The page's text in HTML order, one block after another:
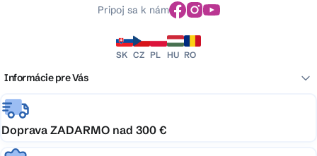
Pripoj sa k nám
SK CZ PL HU RO
Informácie pre Vás
Doprava ZADARMO nad 300 €